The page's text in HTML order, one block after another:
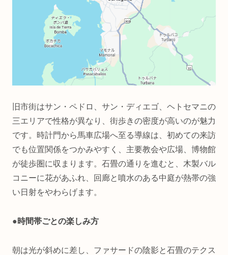
旧市街はサン・ペドロ、サン・ディエゴ、ヘトセマニの
三エリアで性格が異なり、街歩きの密度が高いのが魅力
です。時計門から馬車広場へ至る導線は、初めての来訪
でも位置関係をつかみやすく、主要教会や広場、博物館
が徒歩圏に収まります。石畳の通りを進むと、木製バル
コニーに花があふれ、回廊と噴水のある中庭が熱帯の強
い日射をやわらげます。
●時間帯ごとの楽しみ方
朝は光が斜めに差し、ファサードの陰影と石畳のテクス